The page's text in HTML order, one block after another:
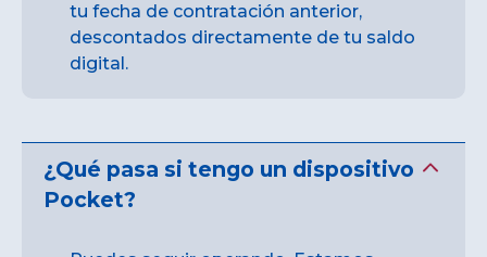
tu fecha de contratación anterior,
descontados directamente de tu saldo
digital.
¿Qué pasa si tengo un dispositivo
Pocket?